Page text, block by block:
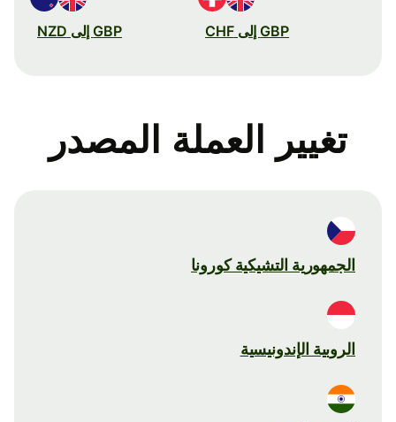
GBP إلى CHF GBP إلى NZD
تغيير العملة المصدر
الجمهورية التشيكية كورونا
الروبية الإندونيسية